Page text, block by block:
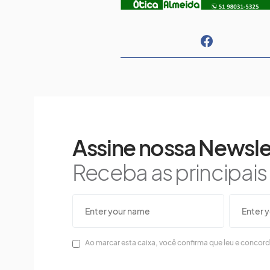
Assine nossa
Receba as
Ao marcar esta caixa, você confirma que leu e